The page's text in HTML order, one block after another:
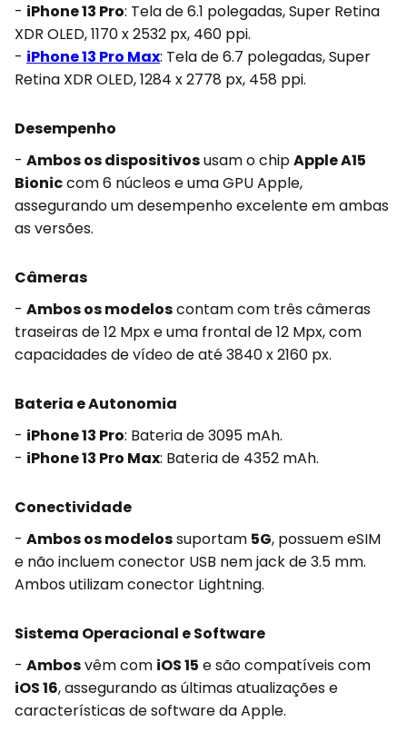
- iPhone 13 Pro: Tela de 6.1 polegadas, Super Retina
XDR OLED, 1170 x 2532 px, 460 ppi.
- iPhone 13 Pro Max: Tela de 6.7 polegadas, Super
Retina XDR OLED, 1284 x 2778 px, 458 ppi.
Desempenho
- Ambos os dispositivosusam o chipApple A15
Bioniccom 6 núcleos e uma GPU Apple,
assegurando um desempenho excelente em ambas
as versões.
Câmeras
- Ambos os modeloscontam com três câmeras
traseiras de 12 Mpx e uma frontal de 12 Mpx, com
capacidades de vídeo de até 3840 x 2160 px.
Bateria e Autonomia
- iPhone 13 Pro: Bateria de 3095 mAh.
- iPhone 13 Pro Max: Bateria de 4352 mAh.
Conectividade
- Ambos os modelossuportam 5G, possuem eSIM
e não incluem conector USB nem jack de 3.5 mm.
Ambos utilizam conector Lightning.
Sistema Operacional e Software
- Ambosvêm com iOS 15 e são compatíveis com
iOS 16, assegurando as últimas atualizações e
características de software da Apple.